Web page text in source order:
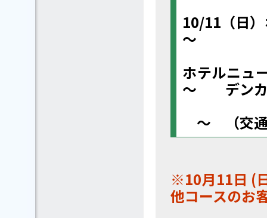
10/11（日
～
ホテルニュ
～ デンカ
～ （交
※10月11日 (
他コースのお